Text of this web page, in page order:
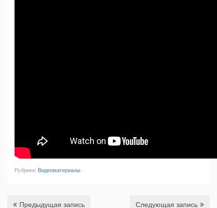
Рубрика: Видеоматериалы
Предыдущая запись Следующая запись